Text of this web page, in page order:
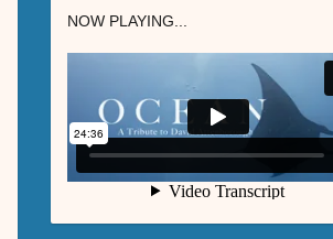
NOW PLAYING...